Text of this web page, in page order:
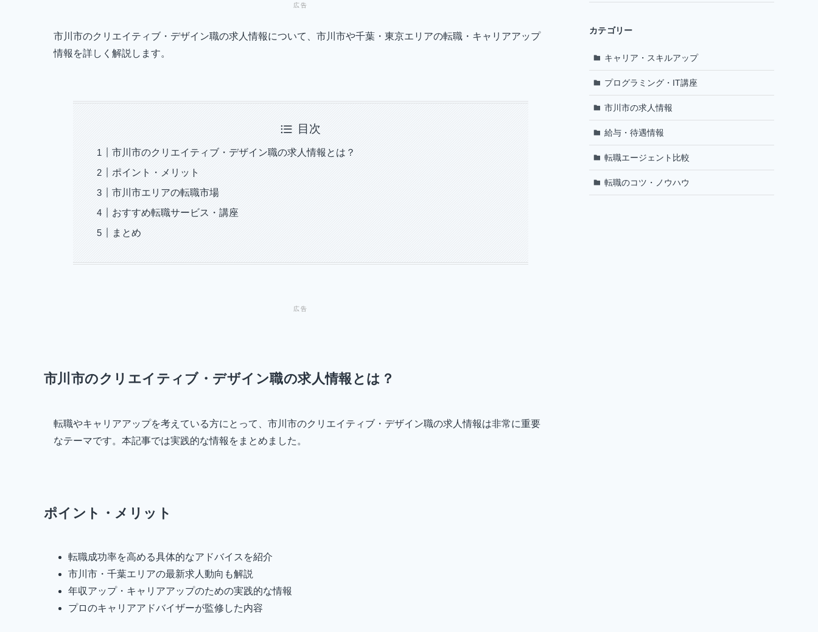
市川市のクリエイティブ・デザイン職の求人情報について、市川市や千葉・東京エリアの転職・キャリアアップ
情報を詳しく解説します。
目次
市川市のクリエイティブ・デザイン職の求人情報とは？
ポイント・メリット
市川市エリアの転職市場
おすすめ転職サービス・講座
まとめ
市川市のクリエイティブ・デザイン職の求人情報とは？
転職やキャリアアップを考えている方にとって、市川市のクリエイティブ・デザイン職の求人情報は非常に重要
なテーマです。本記事では実践的な情報をまとめました。
ポイント・メリット
転職成功率を高める具体的なアドバイスを紹介
市川市・千葉エリアの最新求人動向も解説
年収アップ・キャリアアップのための実践的な情報
プロのキャリアアドバイザーが監修した内容
カテゴリー
キャリア・スキルアップ
プログラミング・IT講座
市川市の求人情報
給与・待遇情報
転職エージェント比較
転職のコツ・ノウハウ